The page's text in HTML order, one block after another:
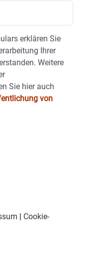
erklären Sie
Ihrer
Weitere
Sie hier auch
von
| Cookie-